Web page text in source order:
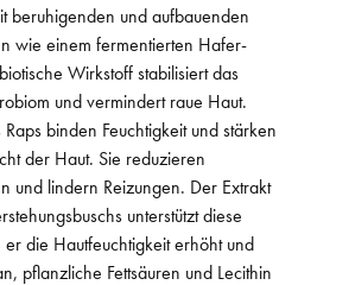
beruhigenden und aufbauenden
wie einem fermentierten Hafer-
Wirkstoff stabilisiert das
und vermindert raue Haut.
Raps binden Feuchtigkeit und stärken
der Haut. Sie reduzieren
und lindern Reizungen. Der Extrakt
unterstützt diese
die Hautfeuchtigkeit erhöht und
pflanzliche Fettsäuren und Lecithin